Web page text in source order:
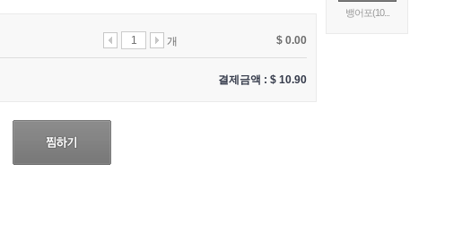
뱅어포(10...
개 $ 0.00
결제금액 : $ 10.90